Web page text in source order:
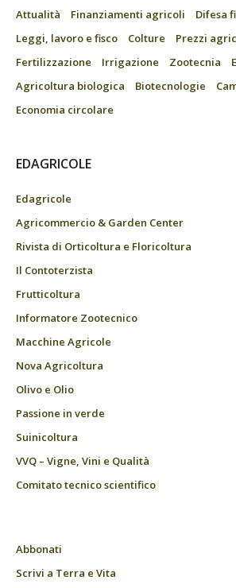
Attualità Finanziamenti agricoli
Difesa
Leggi, lavoro e fisco
Colture
Prezzi
Fertilizzazione
Irrigazione Zootecnia
Agricoltura biologica
Biotecnologie
Economia circolare
EDAGRICOLE
Edagricole
Agricommercio & Garden Center
Rivista di Orticoltura e Floricoltura
Il Contoterzista
Frutticoltura
Informatore Zootecnico
Macchine Agricole
Nova Agricoltura
Olivo e Olio
Passione in verde
Suinicoltura
VVQ – Vigne, Vini e Qualità
Comitato tecnico scientifico
Abbonati
Scrivi a Terra e Vita